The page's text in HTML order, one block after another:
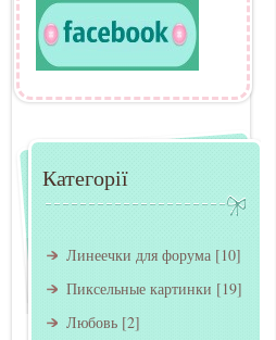
Категорії
Линеечки для форума [10]
Пиксельные картинки [19]
Любовь [2]